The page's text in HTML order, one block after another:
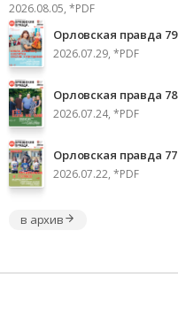
2026.08.05, *PDF
Орловская правда 79
2026.07.29, *PDF
Орловская правда 78
2026.07.24, *PDF
Орловская правда 77
2026.07.22, *PDF
в архив